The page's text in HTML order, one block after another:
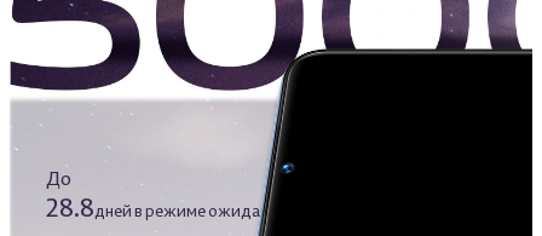
До
28.8дней в режиме ожидания